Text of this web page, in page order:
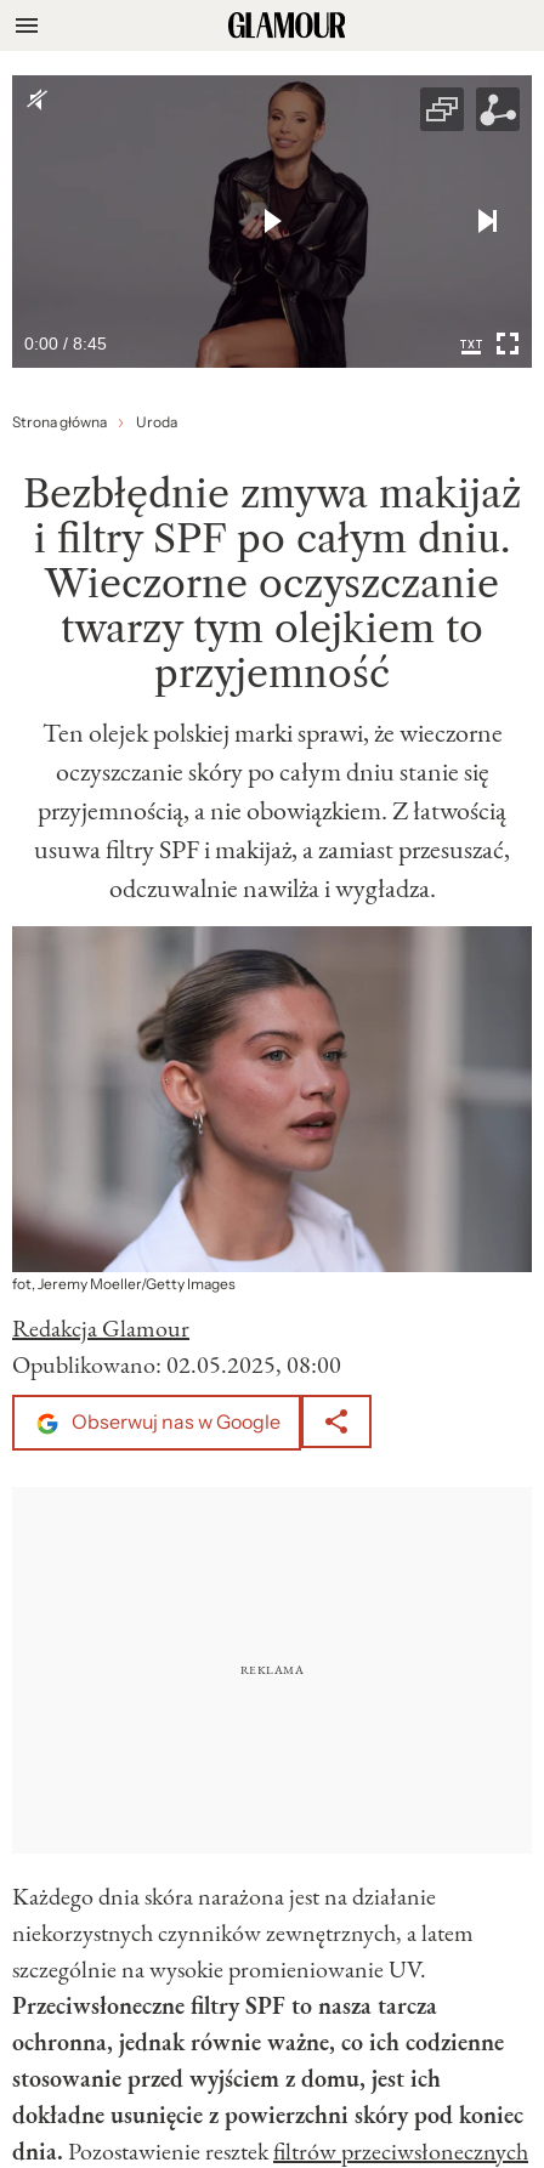
0:00 / 8:45
Strona główna Uroda
Bezbłędnie zmywa makijaż
i filtry SPF po całym dniu.
Wieczorne oczyszczanie
twarzy tym olejkiem to
przyjemność
Ten olejek polskiej marki sprawi, że wieczorne
oczyszczanie skóry po całym dniu stanie się
przyjemnością, a nie obowiązkiem. Z łatwością
usuwa filtry SPF i makijaż, a zamiast przesuszać,
odczuwalnie nawilża i wygładza.
fot, Jeremy Moeller/Getty Images
Redakcja Glamour
Opublikowano: 02.05.2025, 08:00
Obserwuj nas w Google
Każdego dnia skóra narażona jest na działanie
niekorzystnych czynników zewnętrznych, a latem
szczególnie na wysokie promieniowanie UV.
Przeciwsłoneczne filtry SPF to nasza tarcza
ochronna, jednak równie ważne, co ich codzienne
stosowanie przed wyjściem z domu, jest ich
dokładne usunięcie z powierzchni skóry pod koniec
dnia.Pozostawienie resztekfiltrów przeciwsłonecznych